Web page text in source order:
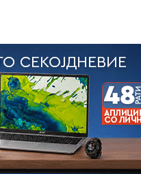
значење за работата на
искуство. Напомена: